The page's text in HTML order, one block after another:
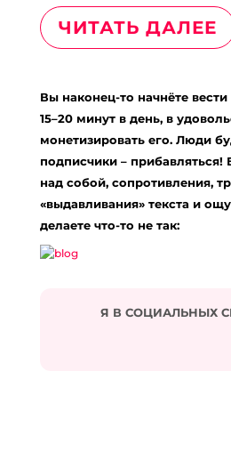
ЧИТАТЬ ДАЛЕЕ
Вы наконец-то начнёте вести
15–20 минут в день, в
монетизировать его. Люди
подписчики – прибавляться!
над собой, сопротивления,
«выдавливания» текста и
делаете что-то не так:
Я В СОЦИАЛЬНЫХ